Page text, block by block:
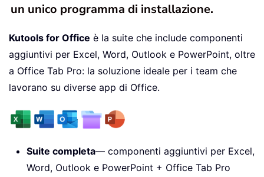
un unico programma di installazione.
Kutools for Office è la suite che include componenti
aggiuntivi per Excel, Word, Outlook e PowerPoint, oltre
a Office Tab Pro: la soluzione ideale per i team che
lavorano su diverse app di Office.
Suite completa— componenti aggiuntivi per Excel,
Word, Outlook e PowerPoint + Office Tab Pro